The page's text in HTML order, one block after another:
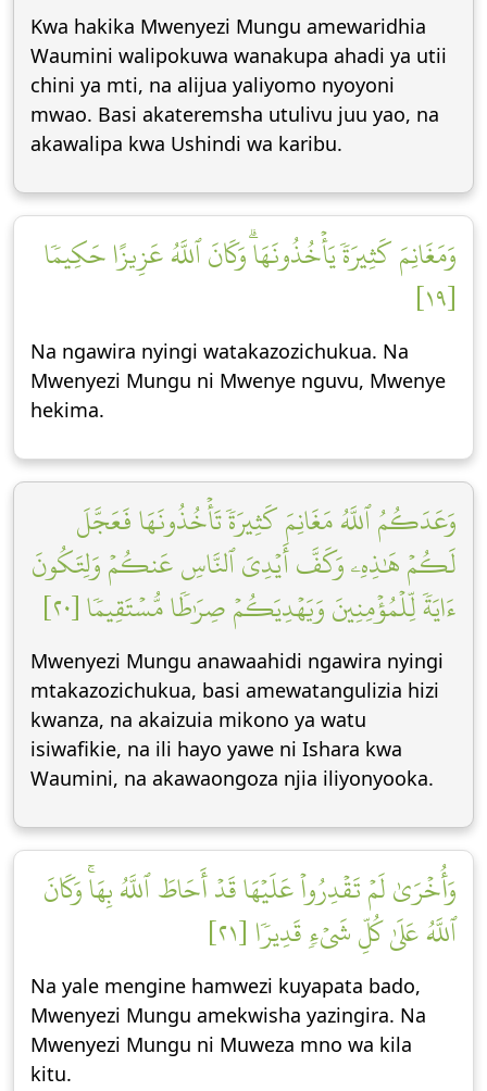
Kwa hakika Mwenyezi Mungu amewaridhia
Waumini walipokuwa wanakupa ahadi ya utii
chini ya mti, na alijua yaliyomo nyoyoni
mwao. Basi akateremsha utulivu juu yao, na
akawalipa kwa Ushindi wa karibu.
وَمَغَانِمَ كَثِيرَةٗ يَأۡخُذُونَهَاۗ وَكَانَ ٱللَّهُ عَزِيزًا حَكِيمٗا
[١٩]
Na ngawira nyingi watakazozichukua. Na
Mwenyezi Mungu ni Mwenye nguvu, Mwenye
hekima.
وَعَدَكُمُ ٱللَّهُ مَغَانِمَ كَثِيرَةٗ تَأۡخُذُونَهَا فَعَجَّلَ
لَكُمۡ هَٰذِهِۦ وَكَفَّ أَيۡدِيَ ٱلنَّاسِ عَنكُمۡ وَلِتَكُونَ
ءَايَةٗ لِّلۡمُؤۡمِنِينَ وَيَهۡدِيَكُمۡ صِرَٰطٗا مُّسۡتَقِيمٗا [٢٠]
Mwenyezi Mungu anawaahidi ngawira nyingi
mtakazozichukua, basi amewatangulizia hizi
kwanza, na akaizuia mikono ya watu
isiwafikie, na ili hayo yawe ni Ishara kwa
Waumini, na akawaongoza njia iliyonyooka.
وَأُخۡرَىٰ لَمۡ تَقۡدِرُواْ عَلَيۡهَا قَدۡ أَحَاطَ ٱللَّهُ بِهَاۚ وَكَانَ
ٱللَّهُ عَلَىٰ كُلِّ شَيۡءٖ قَدِيرٗا [٢١]
Na yale mengine hamwezi kuyapata bado,
Mwenyezi Mungu amekwisha yazingira. Na
Mwenyezi Mungu ni Muweza mno wa kila
kitu.